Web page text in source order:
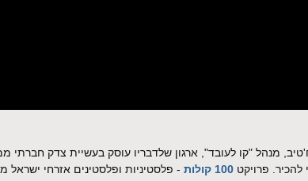
מנהל "קו לעובד", ארגון שלדבריו עוסק בעשיית צדק
פרויקט 100 קולות - פלסטיניות ופלסטינים אזרחי ישראל